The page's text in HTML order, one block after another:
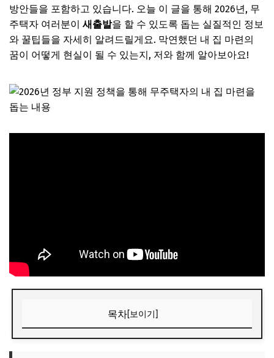
방안들을 포함하고 있습니다. 오늘 이 글을 통해 2026년, 무
주택자 여러분이 새출발을 할 수 있도록 돕는 실질적인 정보
와 꿀팁들을 자세히 알려드릴게요. 막연했던 내 집 마련의
꿈이 어떻게 현실이 될 수 있는지, 저와 함께 알아보아요!
목차[보이기]